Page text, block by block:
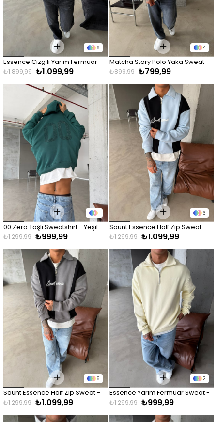
6
Essence Cizgili Yarım Fermuar
Sweat - Bebe Mavi
₺1.099,99
₺1.899,99
4
Matcha Story Polo Yaka Sweat -
Beyaz
₺799,99
₺899,99
1
00 Zero Taşlı Sweatshirt - Yeşil
₺999,99
₺1.299,99
6
Saunt Essence Half Zip Sweat -
Siyah
₺1.099,99
₺1.299,99
6
Saunt Essence Half Zip Sweat -
Gri
₺1.099,99
₺1.299,99
2
Essence Yarım Fermuar Sweat -
Sarı
₺999,99
₺1.299,99